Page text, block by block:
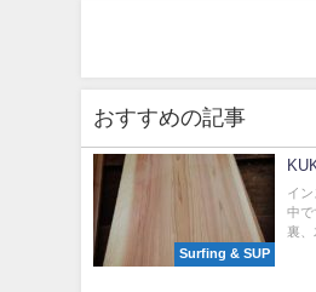
おすすめの記事
Surfing & SUP
イ
中
裏